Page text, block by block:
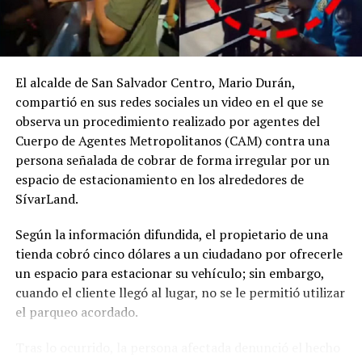
El alcalde de San Salvador Centro, Mario Durán,
compartió en sus redes sociales un video en el que se
observa un procedimiento realizado por agentes del
Cuerpo de Agentes Metropolitanos (CAM) contra una
persona señalada de cobrar de forma irregular por un
espacio de estacionamiento en los alrededores de
SívarLand.
Según la información difundida, el propietario de una
tienda cobró cinco dólares a un ciudadano por ofrecerle
un espacio para estacionar su vehículo; sin embargo,
cuando el cliente llegó al lugar, no se le permitió utilizar
el parqueo acordado.